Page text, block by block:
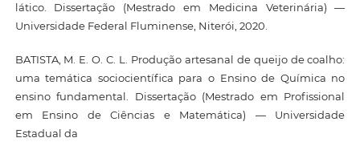
lático. Dissertação (Mestrado em Medicina Veterinária) —
Universidade Federal Fluminense, Niterói, 2020.
BATISTA, M. E. O. C. L. Produção artesanal de queijo de coalho:
uma temática sociocientífica para o Ensino de Química no
ensino fundamental. Dissertação (Mestrado em Profissional
em Ensino de Ciências e Matemática) — Universidade
Estadual da